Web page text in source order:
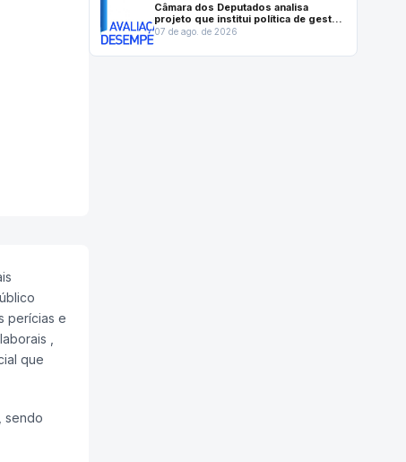
perícias e
,
que
sendo
Câmara dos Deputados analisa
projeto que institui política de gestão
e desempenho no serviço público
07 de ago. de 2026